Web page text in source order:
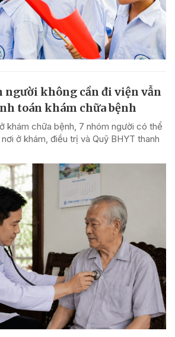
người không cần đi viện vẫn
toán khám chữa bệnh
khám chữa bệnh, 7 nhóm người có thể
ở khám, điều trị và Quỹ BHYT thanh